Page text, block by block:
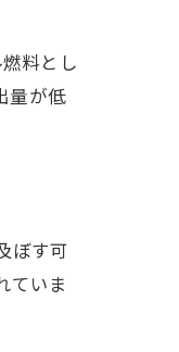
料とし
量が低
ぼす可
ていま